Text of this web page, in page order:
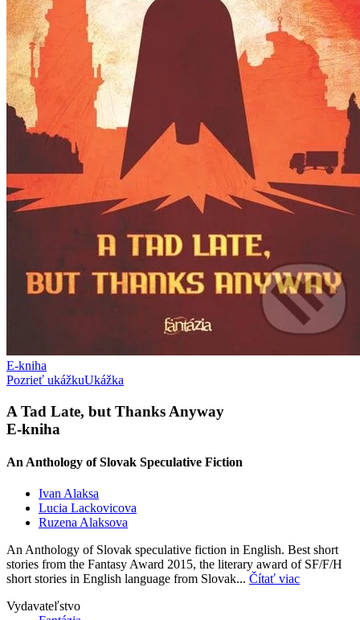
E-kniha
Pozrieť ukážkuUkážka
A Tad Late, but Thanks Anyway
E-kniha
An Anthology of Slovak Speculative Fiction
Ivan Alaksa
Lucia Lackovicova
Ruzena Alaksova
An Anthology of Slovak speculative fiction in English. Best short
stories from the Fantasy Award 2015, the literary award of SF/F/H
short stories in English language from Slovak... Čítať viac
Vydavateľstvo